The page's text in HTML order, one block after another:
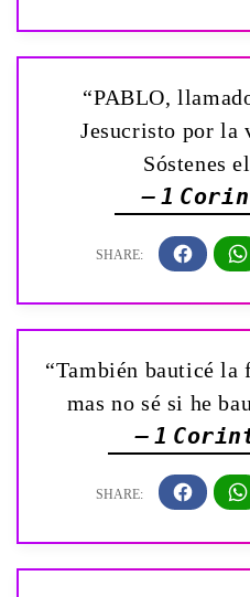
“PABLO,
Jesucristo por la
Sóstenes
— 1
“También bauticé la
mas no sé si he
— 1